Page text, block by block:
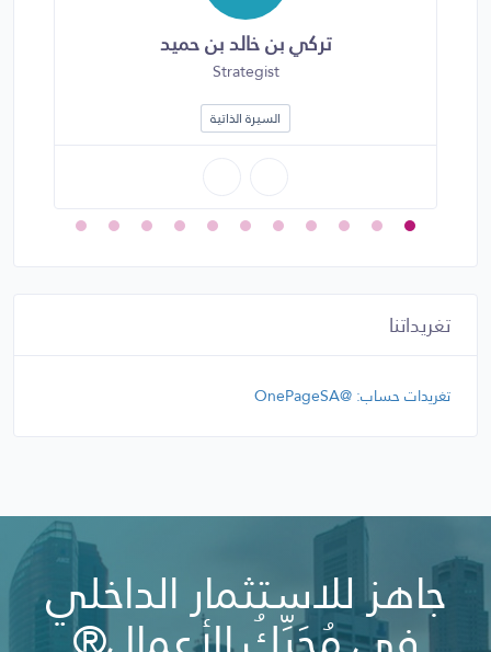
تركي بن خالد بن حميد
Strategist
السيرة الذاتية
تغريداتنا
تغريدات حساب: @OnePageSA
جاهز للاستثمار الداخلي